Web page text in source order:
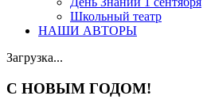
Школьный театр
НАШИ АВТОРЫ
Загрузка...
С НОВЫМ ГОДОМ!